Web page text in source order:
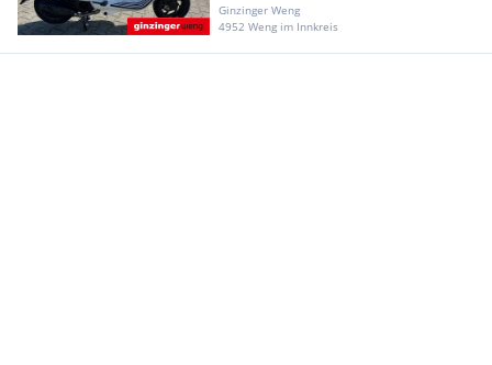
Ginzinger Weng
4952 Weng im Innkreis